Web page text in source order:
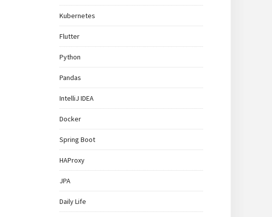
Kubernetes
Flutter
Python
Pandas
IntelliJ IDEA
Docker
Spring Boot
HAProxy
JPA
Daily Life